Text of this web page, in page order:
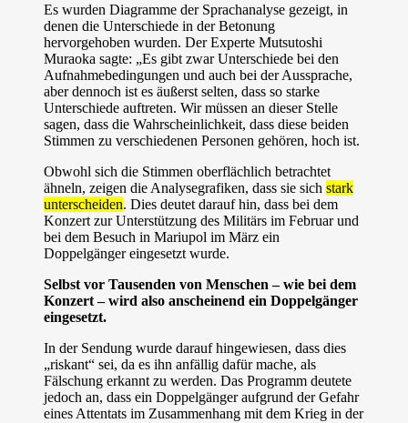
Es wurden Diagramme der Sprachanalyse gezeigt, in
denen die Unterschiede in der Betonung
hervorgehoben wurden. Der Experte Mutsutoshi
Muraoka sagte: „Es gibt zwar Unterschiede bei den
Aufnahmebedingungen und auch bei der Aussprache,
aber dennoch ist es äußerst selten, dass so starke
Unterschiede auftreten. Wir müssen an dieser Stelle
sagen, dass die Wahrscheinlichkeit, dass diese beiden
Stimmen zu verschiedenen Personen gehören, hoch ist.
Obwohl sich die Stimmen oberflächlich betrachtet
ähneln, zeigen die Analysegrafiken, dass sie sich stark
unterscheiden. Dies deutet darauf hin, dass bei dem
Konzert zur Unterstützung des Militärs im Februar und
bei dem Besuch in Mariupol im März ein
Doppelgänger eingesetzt wurde.
Selbst vor Tausenden von Menschen – wie bei dem
Konzert – wird also anscheinend ein Doppelgänger
eingesetzt.
In der Sendung wurde darauf hingewiesen, dass dies
„riskant“ sei, da es ihn anfällig dafür mache, als
Fälschung erkannt zu werden. Das Programm deutete
jedoch an, dass ein Doppelgänger aufgrund der Gefahr
eines Attentats im Zusammenhang mit dem Krieg in der